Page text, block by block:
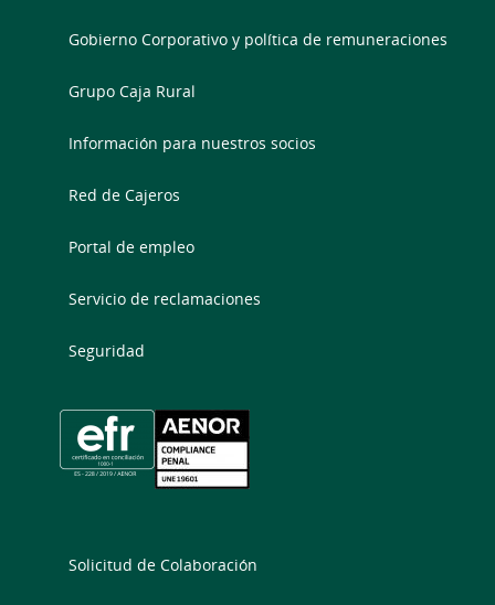
Gobierno Corporativo y política de remuneraciones
Grupo Caja Rural
Información para nuestros socios
Red de Cajeros
Portal de empleo
Servicio de reclamaciones
Seguridad
Solicitud de Colaboración